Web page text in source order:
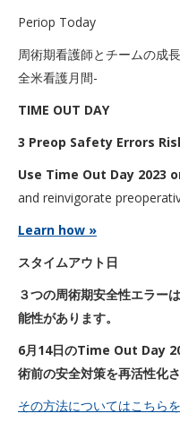
Periop Today
周術期看護師とチームの成
全米看護月間-
TIME OUT DAY
3 Preop Safety Errors
Use Time Out Day 2023
and reinvigorate
Learn how »
スタイムアウト日
３つの周術期安全性エラー
能性があります。
6月14日のTime Out Day
術前の安全対策を再活性化さ
その方法についてはこちら